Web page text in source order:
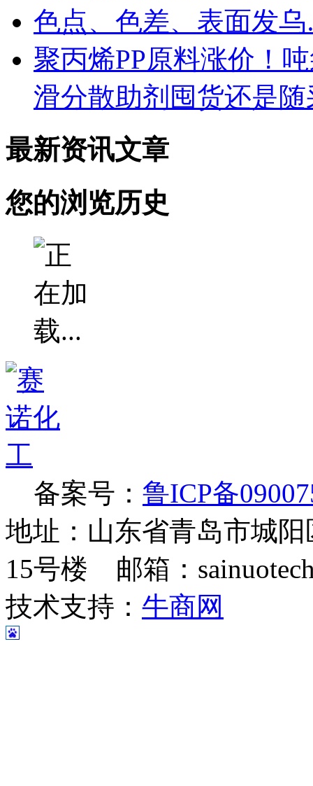
色点、色差、表面发
聚丙烯PP原料涨价！
滑分散助剂囤货还是随
最新资讯文章
您的浏览历史
备案号： 鲁ICP备
地址：山东省青岛市城
15号楼 邮箱：
技术支持： 牛商网